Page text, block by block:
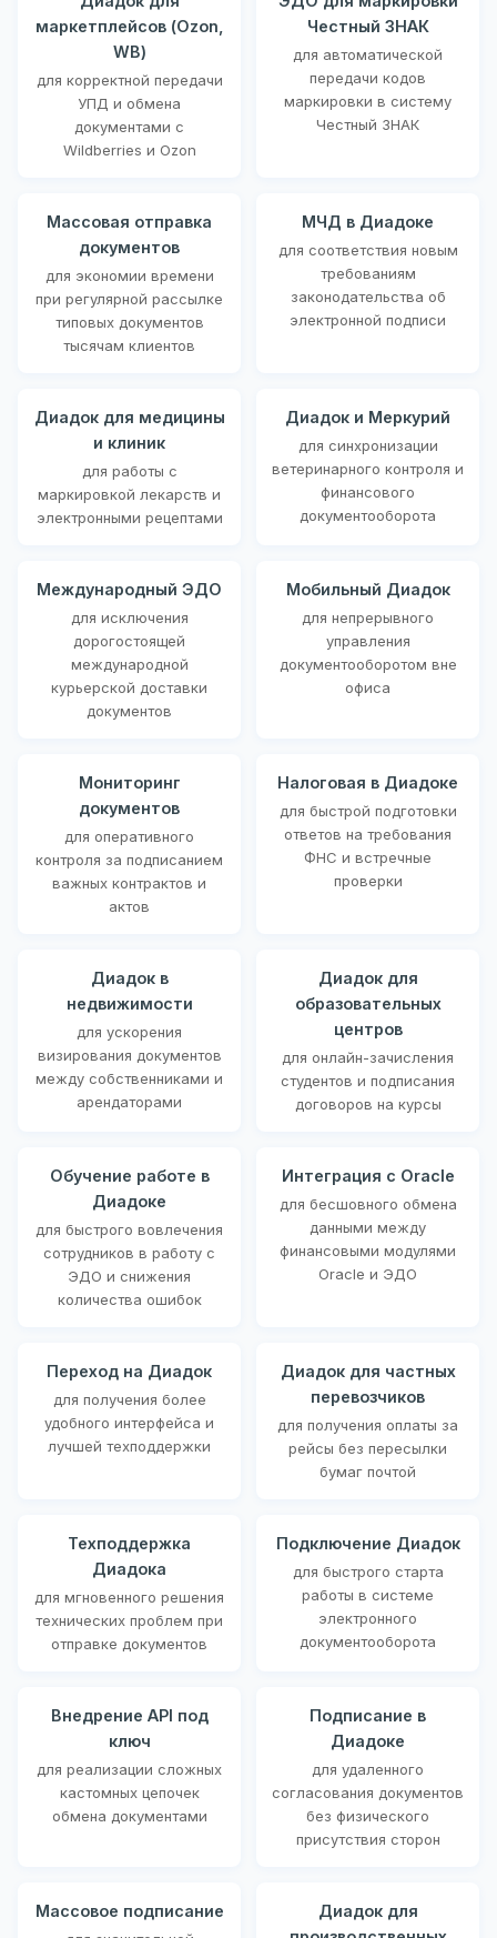
маркетплейсов (Ozon,
WB)
для корректной передачи
УПД и обмена
документами с
Wildberries и Ozon
Честный ЗНАК
для автоматической
передачи кодов
маркировки в систему
Честный ЗНАК
Массовая отправка
документов
для экономии времени
при регулярной рассылке
типовых документов
тысячам клиентов
МЧД в Диадоке
для соответствия новым
требованиям
законодательства об
электронной подписи
Диадок для медицины
и клиник
для работы с
маркировкой лекарств и
электронными рецептами
Диадок и Меркурий
для синхронизации
ветеринарного контроля и
финансового
документооборота
Международный ЭДО
для исключения
дорогостоящей
международной
курьерской доставки
документов
Мобильный Диадок
для непрерывного
управления
документооборотом вне
офиса
Мониторинг
документов
для оперативного
контроля за подписанием
важных контрактов и
актов
Налоговая в Диадоке
для быстрой подготовки
ответов на требования
ФНС и встречные
проверки
Диадок в
недвижимости
для ускорения
визирования документов
между собственниками и
арендаторами
Диадок для
образовательных
центров
для онлайн-зачисления
студентов и подписания
договоров на курсы
Обучение работе в
Диадоке
для быстрого вовлечения
сотрудников в работу с
ЭДО и снижения
количества ошибок
Интеграция с Oracle
для бесшовного обмена
данными между
финансовыми модулями
Oracle и ЭДО
Переход на Диадок
для получения более
удобного интерфейса и
лучшей техподдержки
Диадок для частных
перевозчиков
для получения оплаты за
рейсы без пересылки
бумаг почтой
Техподдержка
Диадока
для мгновенного решения
технических проблем при
отправке документов
Подключение Диадок
для быстрого старта
работы в системе
электронного
документооборота
Внедрение API под
ключ
для реализации сложных
кастомных цепочек
обмена документами
Подписание в
Диадоке
для удаленного
согласования документов
без физического
присутствия сторон
Массовое подписание
Диадок для